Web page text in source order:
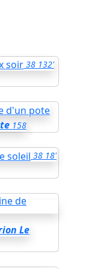
38 132'
158
38 18'
Le